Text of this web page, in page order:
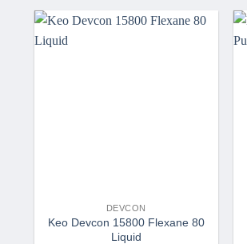
DEVCON
Keo Devcon 15800 Flexane 80
Liquid